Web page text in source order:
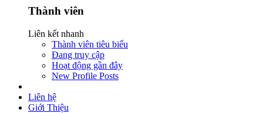
Thành viên
Liên kết nhanh
Thành viên tiêu biểu
Đang truy cập
Hoạt động gần đây
New Profile Posts
Liên hệ
Giới Thiệu